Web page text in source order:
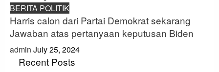
BERITA POLITIK
Harris calon dari Partai Demokrat sekarang
Jawaban atas pertanyaan keputusan Biden
admin July 25, 2024
Recent Posts